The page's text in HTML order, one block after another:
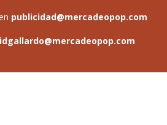
publicidad@mercadeopop.com